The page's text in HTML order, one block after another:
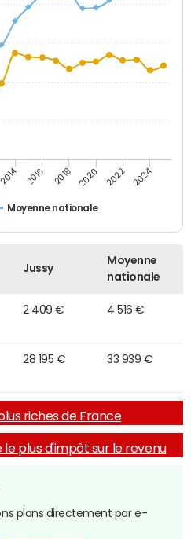
Moyenne nationale
2014 2016 2018 2020 2022 2024
Jussy
Moyenne
nationale
2 409 € 4 516 €
28 195 € 33 939 €
riches de France
le plus d'impôt sur le revenu
plans directement par e-